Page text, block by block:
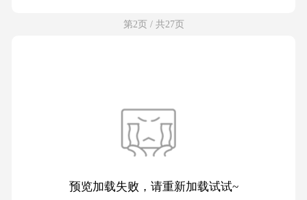
第2页 / 共27页
预览加载失败，请重新加载试试~